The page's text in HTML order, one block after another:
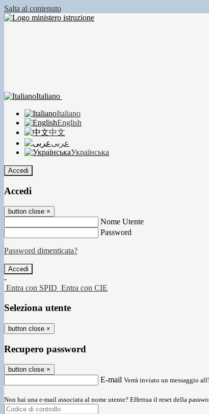
Salta al contenuto
Italiano
Italiano
English
中文
عربى
Українська
Accedi
Accedi
button close ×
Nome Utente
Password
Password dimenticata?
-
Entra con SPID Entra con CIE
Seleziona utente
button close ×
Recupero password
button close ×
E-mail Verrà inviato un messaggio
Non hai una e-mail associata al nome utente? Effettua il reset della